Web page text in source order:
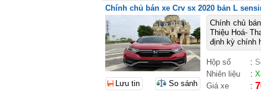
Chính chủ bán xe Crv sx 2020 bản L
Chính chủ
Thiệu Hoá-
định kỳ chính
Hộp số :
Nhiên liệu
:
Giá xe
:
Lưu tin So sánh